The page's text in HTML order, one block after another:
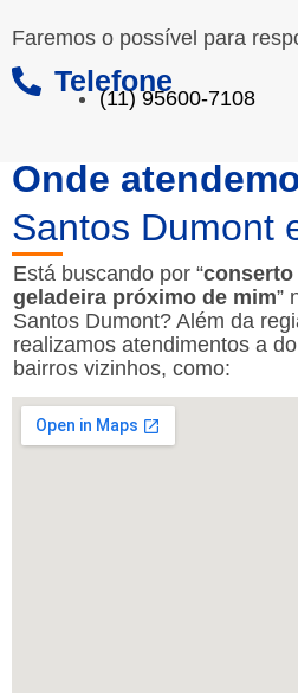
Faremos o possível para
Telefone
(11) 95600-7108
Onde
Santos Dumont
Está buscando por “conserto
geladeira próximo de mim”
Santos Dumont? Além da
realizamos atendimentos a
bairros vizinhos, como: